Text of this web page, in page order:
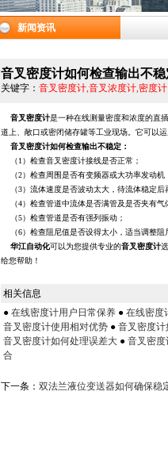
新闻资讯
音叉密度计如何检查输出不稳
关键字： 音叉密度计,音叉浓度计,密度计
音叉密度计是一种在线测量密度和浓度的直
道上、敞口或密闭储存罐等工业现场。它可以
音叉密度计如何检查输出不稳定：
（1）检查音叉密度计接线是否正常；
（2）检查周围是否有变频器或大功率发动机
（3）流体速度是否波动太大，待流体稳定后
（4）检查管道中流体是否满管及是否夹有气
（5）检查管道是否有强列振动；
（6）检查阻尼值是否设得太小，适当调整阻
华江自动化可以为您提供专业的音叉密度计
给您帮助！
相关信息
● 在线密度计用户日常保养 ● 在线密度
音叉密度计使用相对优势 ● 音叉密度
音叉密度计如何处理误差大 ● 音叉密度
合
下一条： 双法兰液位变送器如何确保稳